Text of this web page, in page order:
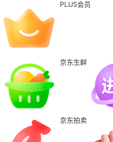
PLUS会员
京东生鲜
京东拍卖